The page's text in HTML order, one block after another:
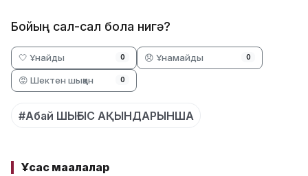
Бойың сал-сал бола нигә?
🤍 Ұнайды 0 😞 Ұнамайды 0
😡 Шектен шыққан 0
#Абай ШЫҒЫС АҚЫНДАРЫНША
Ұқсас мақалалар